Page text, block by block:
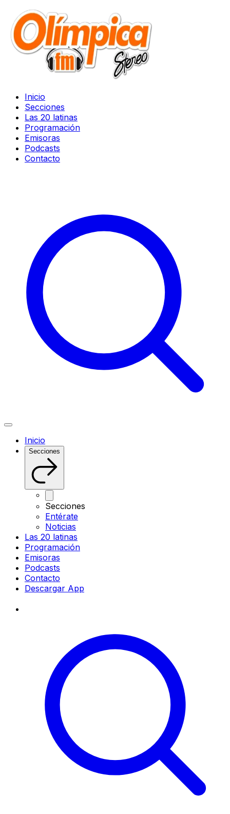
Inicio
Secciones
Las 20 latinas
Programación
Emisoras
Podcasts
Contacto
Inicio
Secciones
Secciones
Entérate
Noticias
Las 20 latinas
Programación
Emisoras
Podcasts
Contacto
Descargar App